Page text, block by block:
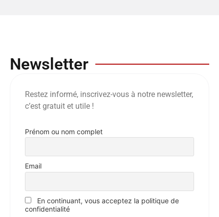
Newsletter
Restez informé, inscrivez-vous à notre newsletter,
c’est gratuit et utile !
Prénom ou nom complet
Email
En continuant, vous acceptez la politique de
confidentialité